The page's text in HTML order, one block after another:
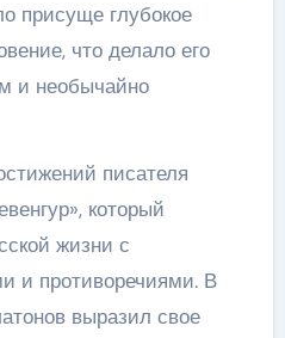
присуще глубокое
что делало его
и необычайно
писателя
который
жизни с
и противоречиями. В
выразил свое